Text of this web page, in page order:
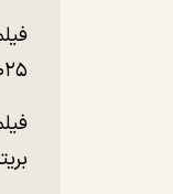
۲۰۲۵) را بین خود تقسیم کردند و هر